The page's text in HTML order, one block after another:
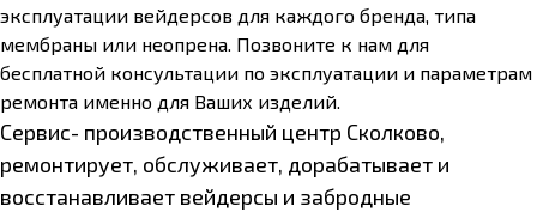
эксплуатации вейдерсов для каждого бренда, типа
мембраны или неопрена. Позвоните к нам для
бесплатной консультации по эксплуатации и параметрам
ремонта именно для Ваших изделий.
Сервис- производственный центр Сколково,
ремонтирует, обслуживает, дорабатывает и
восстанавливает вейдерсы и забродные